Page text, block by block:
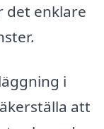
det enklare
i
att